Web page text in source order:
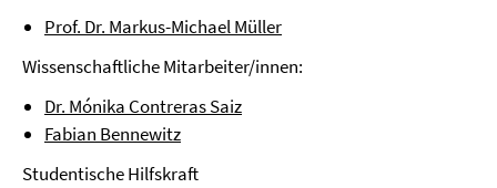
Prof. Dr. Markus-Michael Müller
Wissenschaftliche Mitarbeiter/innen:
Dr. Mónika Contreras Saiz
Fabian Bennewitz
Studentische Hilfskraft